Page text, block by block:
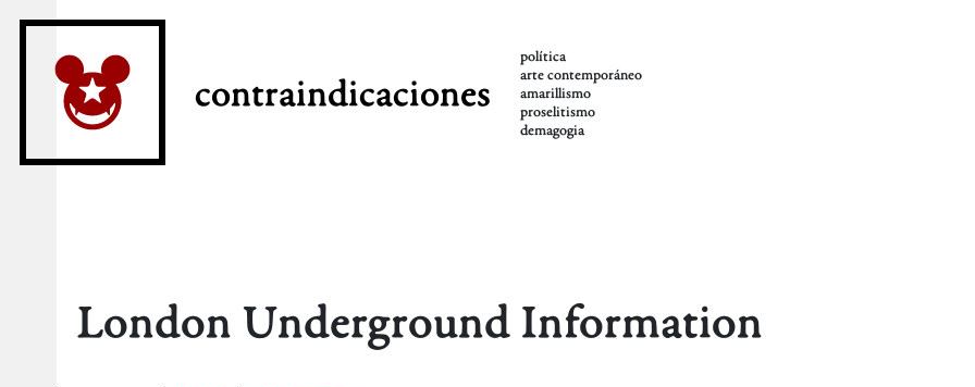
contraindicaciones
política
arte contemporáneo
amarillismo
proselitismo
demagogia
London Underground Information